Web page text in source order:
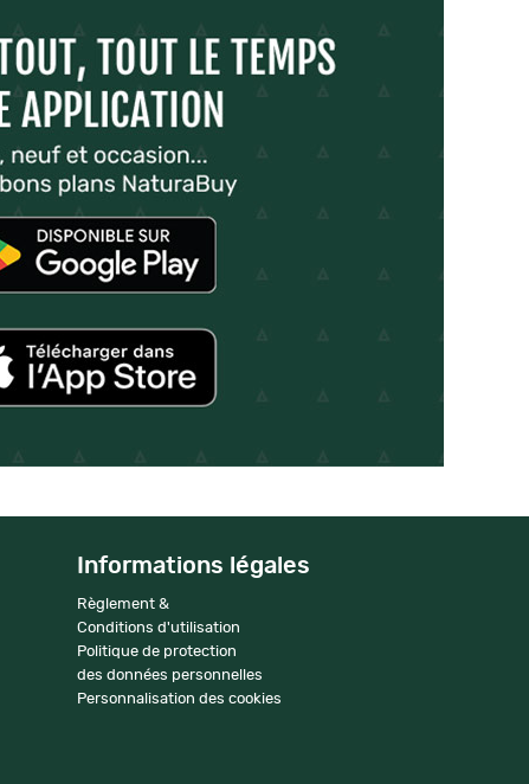
Informations légales
Règlement &
Conditions d'utilisation
Politique de protection
des données personnelles
Personnalisation des cookies